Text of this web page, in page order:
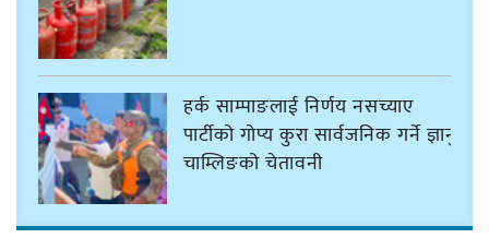
हर्क साम्पाङलाई निर्णय नसच्याए
पार्टीको गोप्य कुरा सार्वजनिक गर्ने ज्ञानु
चाम्लिङको चेतावनी